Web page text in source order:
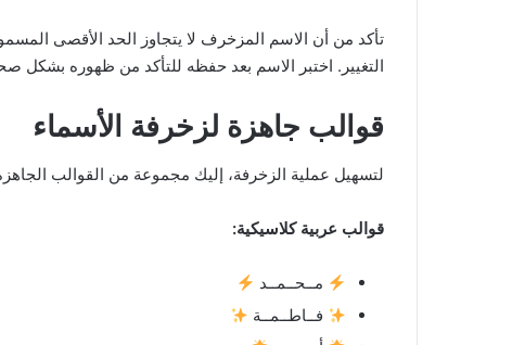
تأكد من أن الاسم المزخرف لا يتجاوز الحد الأقصى
التغيير. اختبر الاسم بعد حفظه للتأكد من ظهوره بشكل
قوالب جاهزة لزخرفة الأسماء
لتسهيل عملية الزخرفة، إليك مجموعة من القوالب
قوالب عربية كلاسيكية:
مــحــمــد
فــاطــمــة